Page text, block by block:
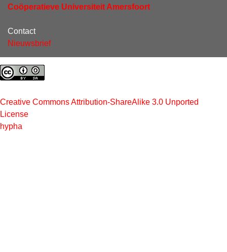
Coöperatieve Universiteit Amersfoort
Contact
Nieuwsbrief
Creative Commons Attribution-ShareAlike 3.0 Unported
License
hypha